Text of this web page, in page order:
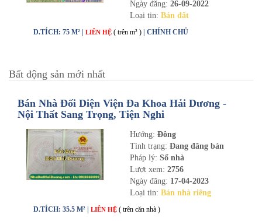
Ngày đăng: 26-09-2022
Loại tin: Bán đất
D.TÍCH: 75 M² | LIÊN HỆ ( trên m² ) | CHÍNH CHỦ
Bất động sản mới nhất
Bán Nhà Đối Diện Viện Đa Khoa Hải Dương -
Nội Thất Sang Trọng, Tiện Nghi
Hướng: Đông
Tình trạng: Đang đăng bán
Pháp lý: Sổ nhà
Lượt xem: 2756
Ngày đăng: 17-04-2023
Loại tin: Bán nhà riêng
D.TÍCH: 35.5 M² | LIÊN HỆ ( trên căn nhà )